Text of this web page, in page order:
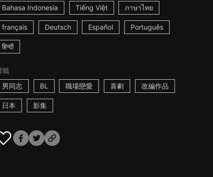
Bahasa Indonesia Tiếng Việt ภาษาไทย
français Deutsch Español Português
हिन्दी
籤
男同志
BL 職場戀愛 喜劇 改編作品
日本 影集